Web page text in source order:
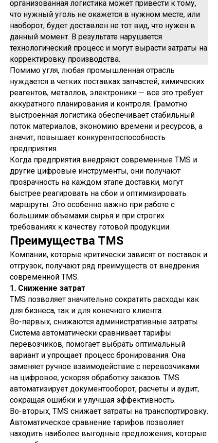
организованная логистика может привести к тому,
что нужный уголь не окажется в нужном месте, или
наоборот, будет доставлен не тот вид, что нужен в
данный момент. В результате нарушается
технологический процесс и могут вырасти затраты на
корректировку производства.
Помимо угля, любая промышленная отрасль
нуждается в четких поставках запчастей, химических
реагентов, металлов, электроники — все это требует
аккуратного планирования и контроля. Грамотно
выстроенная логистика обеспечивает стабильный
поток материалов, экономию времени и ресурсов, а
значит, повышает конкурентоспособность
предприятия.
Когда предприятия внедряют современные TMS и
другие цифровые инструменты, они получают
прозрачность на каждом этапе доставки, могут
быстрее реагировать на сбои и оптимизировать
маршруты. Это особенно важно при работе с
большими объемами сырья и при строгих
требованиях к качеству готовой продукции.
Преимущества TMS
Компании, которые критически зависят от поставок и
отгрузок, получают ряд преимуществ от внедрения
современной TMS.
1. Снижение затрат
TMS позволяет значительно сократить расходы как
для бизнеса, так и для конечного клиента.
Во-первых, снижаются административные затраты.
Система автоматически сравнивает тарифы
перевозчиков, помогает выбрать оптимальный
вариант и упрощает процесс бронирования. Она
заменяет ручное взаимодействие с перевозчиками
на цифровое, ускоряя обработку заказов. TMS
автоматизирует документооборот, расчеты и аудит,
сокращая ошибки и улучшая эффективность.
Во-вторых, TMS снижает затраты на транспортировку.
Автоматическое сравнение тарифов позволяет
находить наиболее выгодные предложения, которые